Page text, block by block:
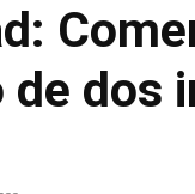
de dos